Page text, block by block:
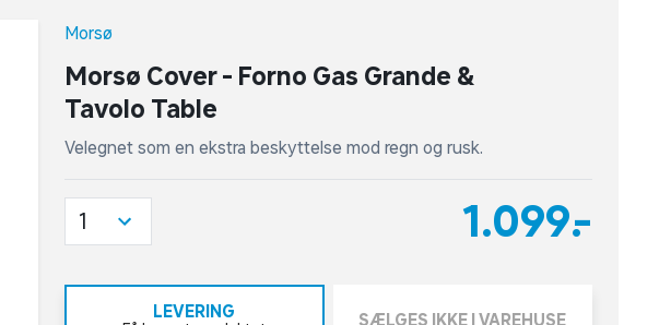
Morsø
Morsø Cover - Forno Gas Grande &
Tavolo Table
Velegnet som en ekstra beskyttelse mod regn og rusk.
1.099,-
1
LEVERING SÆLGES IKKE I VAREHUSE